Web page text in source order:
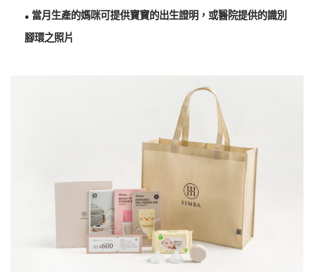
● 當月生產的媽咪可提供寶寶的出生證明，或醫院提供的識別
腳環之照片